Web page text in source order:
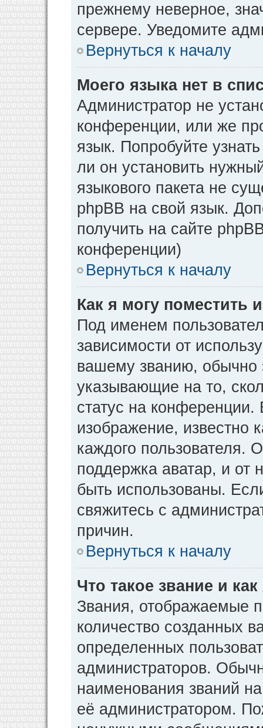
прежнему неверное,
сервере. Уведомите
Вернуться к началу
Моего языка нет в
Администратор не
конференции, или же
язык. Попробуйте
ли он установить
языкового пакета не
phpBB на свой язык.
получить на сайте
конференции)
Вернуться к началу
Как я могу поместить
Под именем
зависимости от
вашему званию, обычно
указывающие на то,
статус на
изображение, известно
каждого пользователя.
поддержка аватар, и от
быть использованы.
свяжитесь с
причин.
Вернуться к началу
Что такое звание и
Звания, отображаемые
количество созданных
определенных
администраторов.
наименования званий
её администратором.